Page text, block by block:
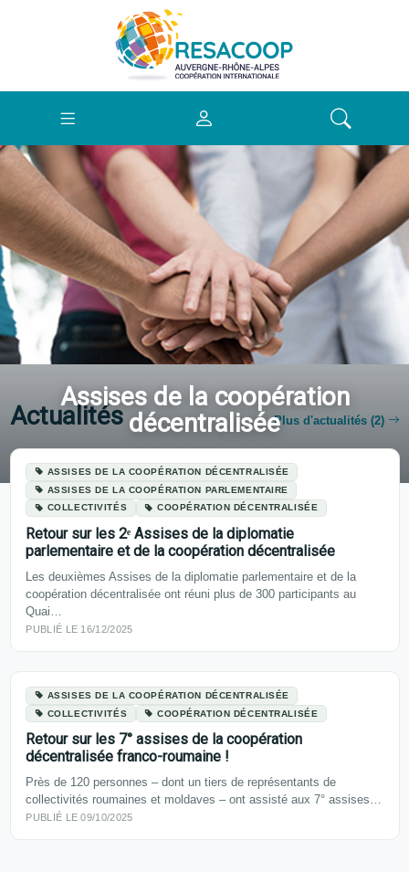
Assises de la coopération
décentralisée
Actualités Plus d'actualités (2)
ASSISES DE LA COOPÉRATION DÉCENTRALISÉE
ASSISES DE LA COOPÉRATION PARLEMENTAIRE
COLLECTIVITÉS
COOPÉRATION DÉCENTRALISÉE
Retour sur les 2ᵉ Assises de la diplomatie
parlementaire et de la coopération décentralisée
Les deuxièmes Assises de la diplomatie parlementaire et de la
coopération décentralisée ont réuni plus de 300 participants au
Quai…
PUBLIÉ LE 16/12/2025
ASSISES DE LA COOPÉRATION DÉCENTRALISÉE
COLLECTIVITÉS
COOPÉRATION DÉCENTRALISÉE
Retour sur les 7° assises de la coopération
décentralisée franco-roumaine !
Près de 120 personnes – dont un tiers de représentants de
collectivités roumaines et moldaves – ont assisté aux 7° assises…
PUBLIÉ LE 09/10/2025